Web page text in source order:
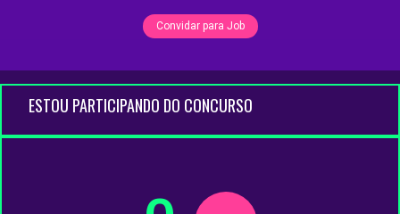
Convidar para Job
ESTOU PARTICIPANDO DO CONCURSO